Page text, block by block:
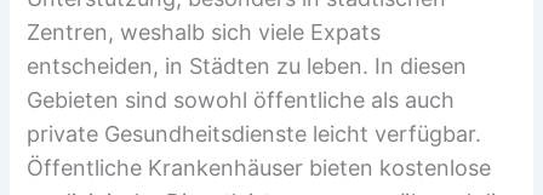
Zentren, weshalb sich viele Expats
entscheiden, in Städten zu leben. In diesen
Gebieten sind sowohl öffentliche als auch
private Gesundheitsdienste leicht verfügbar.
Öffentliche Krankenhäuser bieten kostenlose